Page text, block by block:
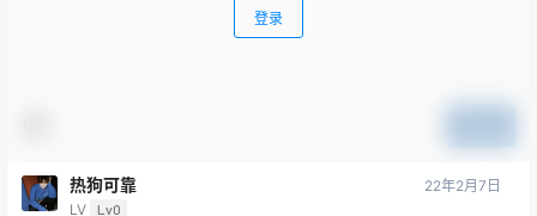
登录
热狗可靠
LV Lv0
22年2月7日